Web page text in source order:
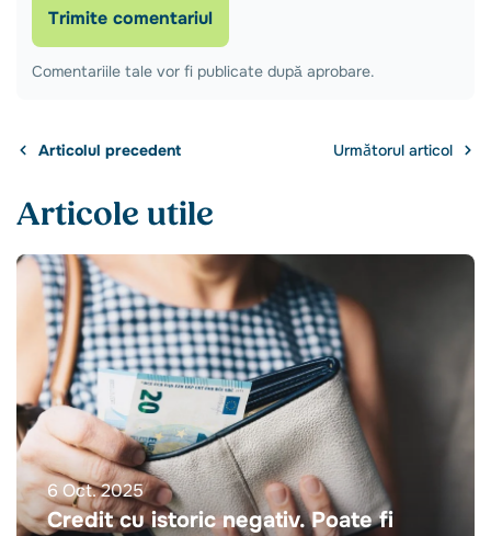
Trimite comentariul
Comentariile tale vor fi publicate după aprobare.
Articolul precedent Următorul articol
Articole utile
6 Oct. 2025
Credit cu istoric negativ. Poate fi